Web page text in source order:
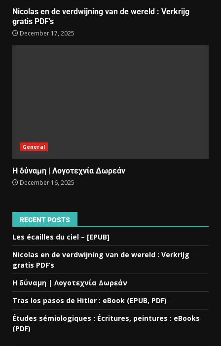
Nicolas en de verdwijning van de wereld : Verkrijg
gratis PDF’s
December 17, 2025
General
Η δύναμη | Λογοτεχνία Δωρεάν
December 16, 2025
RECENT POSTS
Les écailles du ciel – [EPUB]
Nicolas en de verdwijning van de wereld : Verkrijg
gratis PDF’s
Η δύναμη | Λογοτεχνία Δωρεάν
Tras los pasos de Hitler : eBook (EPUB, PDF)
Études sémiologiques : Écritures, peintures : eBooks
(PDF)